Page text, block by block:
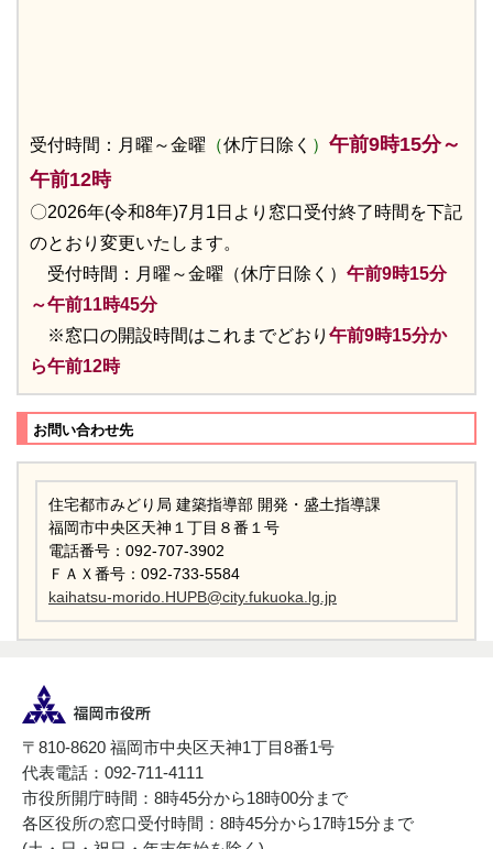
受付時間：月曜～金曜 （休庁日除く ） 午前9時15分～
午前12時
〇2026年(令和8年)7月1日より窓口受付終了時間を下記
のとおり変更いたします。
受付時間：月曜～金曜（休庁日除く） 午前9時15分
～午前11時45分
※窓口の開設時間はこれまでどおり 午前9時15分か
ら午前12時
お問い合わせ先
住宅都市みどり局 建築指導部 開発・盛土指導課
福岡市中央区天神１丁目８番１号
電話番号：092-707-3902
ＦＡＸ番号：092-733-5584
kaihatsu-morido.HUPB@city.fukuoka.lg.jp
〒810-8620 福岡市中央区天神1丁目8番1号
代表電話：092-711-4111
市役所開庁時間：8時45分から18時00分まで
各区役所の窓口受付時間：8時45分から17時15分まで